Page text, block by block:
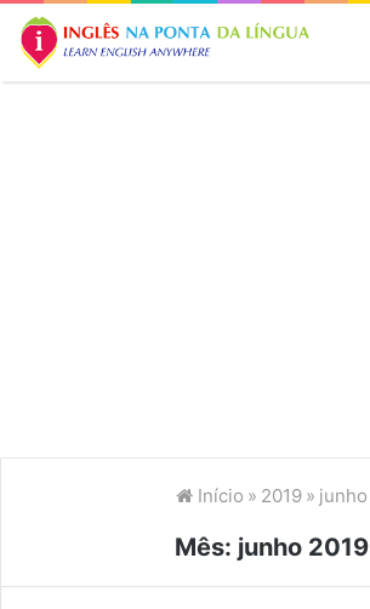
Início » 2019 » junho
Mês: junho 2019